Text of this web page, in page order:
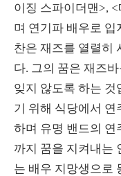
이징 스파이더맨>,
며 연기파 배우로
찬은 재즈를 열렬히
다. 그의 꿈은 재즈
잊지 않도록 하는 것
기 위해 식당에서 연
하며 유명 밴드의 연
까지 꿈을 지켜내는
는 배우 지망생으로